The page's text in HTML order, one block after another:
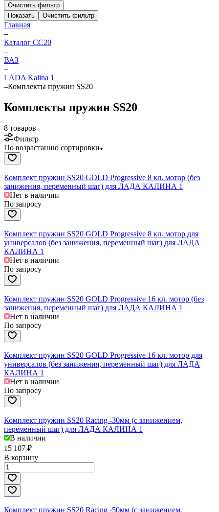
Очистить фильтр
Показать
Очистить фильтр
Главная
–
Каталог CC20
–
ВАЗ
–
LADA Kalina 1
–Комплекты пружин SS20
Комплекты пружин SS20
8 товаров
Фильтр
По возрастанию сортировки
Комплект пружин SS20 GOLD Progressive 8 кл. мотор (без
занижения, переменный шаг) для ЛАДА КАЛИНА 1
Нет в наличии
По запросу
Комплект пружин SS20 GOLD Progressive 8 кл. мотор для
универсалов (без занижения, переменный шаг) для ЛАДА
КАЛИНА 1
Нет в наличии
По запросу
Комплект пружин SS20 GOLD Progressive 16 кл. мотор (без
занижения, переменный шаг) для ЛАДА КАЛИНА 1
Нет в наличии
По запросу
Комплект пружин SS20 GOLD Progressive 16 кл. мотор для
универсалов (без занижения, переменный шаг) для ЛАДА
КАЛИНА 1
Нет в наличии
По запросу
Комплект пружин SS20 Racing -30мм (с занижением,
переменный шаг) для ЛАДА КАЛИНА 1
В наличии
15 107 ₽
В корзину
Комплект пружин SS20 Racing -50мм (с занижением,